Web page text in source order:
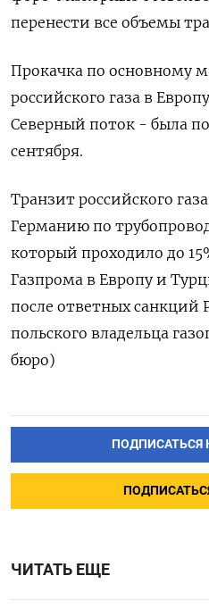
перенести все объемы
Прокачка по основному
российского газа в
Северный поток - была
сентября.
Транзит российского
Германию по
который проходило до
Газпрома в Европу и
после ответных санкций
польского владельца
бюро)
ПОДПИСАТЬСЯ
ПОДПИСАТЬСЯ
ЧИТАТЬ ЕЩЕ